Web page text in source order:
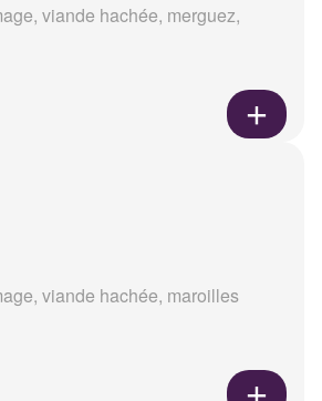
viande hachée, merguez,
viande hachée, maroilles